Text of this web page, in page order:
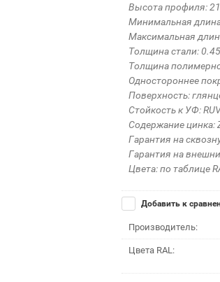
Высота профиля:
Минимальная
Максимальная
Толщина стали:
Толщина
Одностороннее
Поверхность:
Стойкость к УФ:
Содержание цинка:
Гарантия на
Гарантия на
Цвета: по таблице
Добавить к
Производитель:
Цвета RAL: